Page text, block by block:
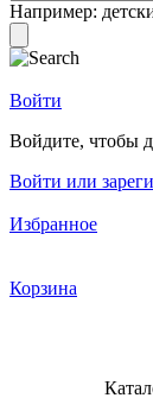
Например:
Войти
Войдите, чтобы
Войти или
Избранное
Корзина